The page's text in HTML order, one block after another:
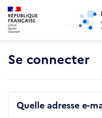
Aller au menu principal
Se connecter
Quelle adresse e-
Retour au début de la page
Panneau de gestion des